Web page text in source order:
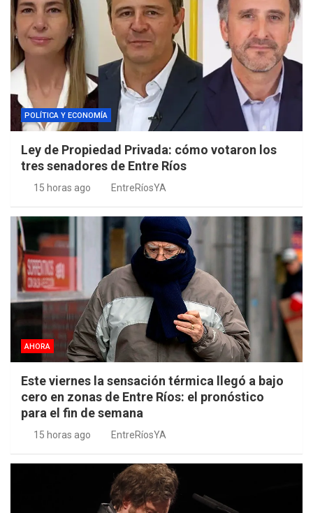
POLÍTICA Y ECONOMÍA
Ley de Propiedad Privada: cómo votaron los
tres senadores de Entre Ríos
15 horas ago EntreRíosYA
AHORA
Este viernes la sensación térmica llegó a bajo
cero en zonas de Entre Ríos: el pronóstico
para el fin de semana
15 horas ago EntreRíosYA